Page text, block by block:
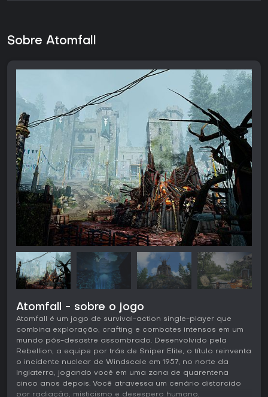
Sobre Atomfall
Atomfall - sobre o jogo
Atomfall é um jogo de survival-action single-player que
combina exploração, crafting e combates intensos em um
mundo pós-desastre assombrado. Desenvolvido pela
Rebellion, a equipe por trás de Sniper Elite, o título reinventa
o incidente nuclear de Windscale em 1957, no norte da
Inglaterra, jogando você em uma zona de quarentena
cinco anos depois. Você atravessa um cenário distorcido
por radiação, misticismo e desespero humano,